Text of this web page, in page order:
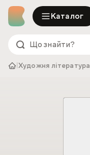
Каталог
|Художня література